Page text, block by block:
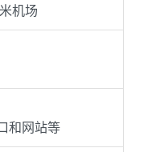
机场
和网站等